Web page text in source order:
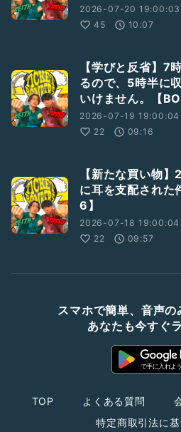
2026-07-20 19:00:03
45
10:07
【学びと反省】7
るので、5時半に
いけません。【
2026-07-19 19:00:04
22
09:16
【新たな買い物
に耳を支配され
6】
2026-07-18 19:00:04
22
09:57
スマホで簡単、音声の
あなたも今すぐ
TOP よくある質問
特定商取引法に